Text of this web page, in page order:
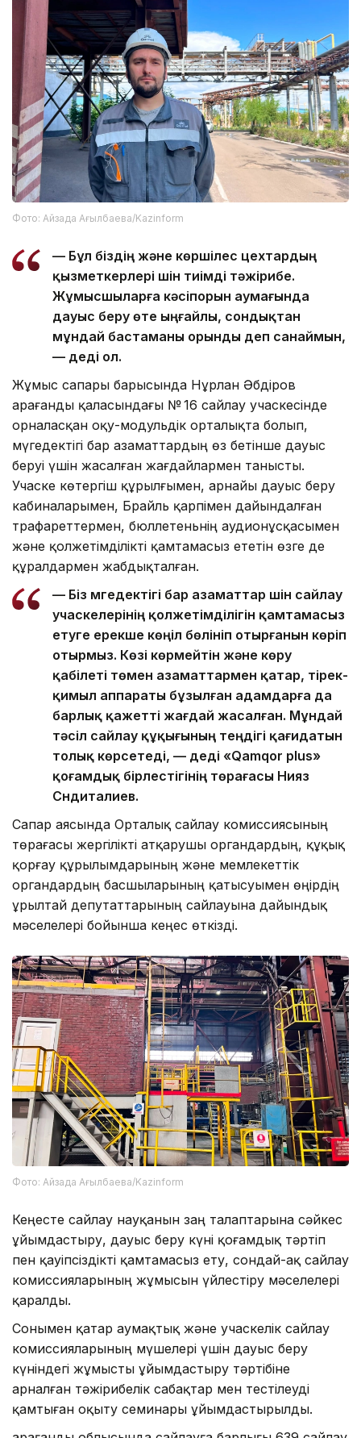
Фото: Айзада Ағылбаева/Kazinform
— Бұл біздің және көршілес цехтардың
қызметкерлері үшін тиімді тәжірибе.
Жұмысшыларға кәсіпорын аумағында
дауыс беру өте ыңғайлы, сондықтан
мұндай бастаманы орынды деп санаймын,
— деді ол.
Жұмыс сапары барысында Нұрлан Әбдіров
Қарағанды қаласындағы № 16 сайлау учаскесінде
орналасқан оқу-модульдік орталықта болып,
мүгедектігі бар азаматтардың өз бетінше дауыс
беруі үшін жасалған жағдайлармен танысты.
Учаске көтергіш құрылғымен, арнайы дауыс беру
кабиналарымен, Брайль қарпімен дайындалған
трафареттермен, бюллетеньнің аудионұсқасымен
және қолжетімділікті қамтамасыз ететін өзге де
құралдармен жабдықталған.
— Біз мүгедектігі бар азаматтар үшін сайлау
учаскелерінің қолжетімділігін қамтамасыз
етуге ерекше көңіл бөлініп отырғанын көріп
отырмыз. Көзі көрмейтін және көру
қабілеті төмен азаматтармен қатар, тірек-
қимыл аппараты бұзылған адамдарға да
барлық қажетті жағдай жасалған. Мұндай
тәсіл сайлау құқығының теңдігі қағидатын
толық көрсетеді, — деді «Qamqor plus»
қоғамдық бірлестігінің төрағасы Нияз
Сүндиталиев.
Сапар аясында Орталық сайлау комиссиясының
төрағасы жергілікті атқарушы органдардың, құқық
қорғау құрылымдарының және мемлекеттік
органдардың басшыларының қатысуымен өңірдің
Құрылтай депутаттарының сайлауына дайындық
мәселелері бойынша кеңес өткізді.
Фото: Айзада Ағылбаева/Kazinform
Кеңесте сайлау науқанын заң талаптарына сәйкес
ұйымдастыру, дауыс беру күні қоғамдық тәртіп
пен қауіпсіздікті қамтамасыз ету, сондай-ақ сайлау
комиссияларының жұмысын үйлестіру мәселелері
қаралды.
Сонымен қатар аумақтық және учаскелік сайлау
комиссияларының мүшелері үшін дауыс беру
күніндегі жұмысты ұйымдастыру тәртібіне
арналған тәжірибелік сабақтар мен тестілеуді
қамтыған оқыту семинары ұйымдастырылды.